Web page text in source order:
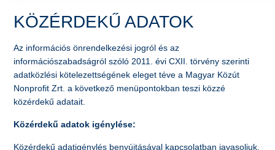
KÖZÉRDEKŰ ADATOK
Az információs önrendelkezési jogról és az
információszabadságról szóló 2011. évi CXII. törvény szerinti
adatközlési kötelezettségének eleget téve a Magyar Közút
Nonprofit Zrt. a következő menüpontokban teszi közzé
közérdekű adatait.
Közérdekű adatok igénylése:
Közérdekű adatigénylés benyújtásával kapcsolatban javasoljuk,